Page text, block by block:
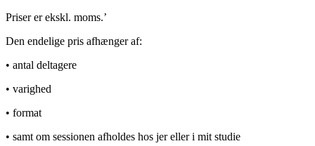
Priser er ekskl. moms.’
Den endelige pris afhænger af:
• antal deltagere
• varighed
• format
• samt om sessionen afholdes hos jer eller i mit studie